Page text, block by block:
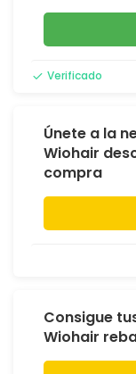
Verificado
Únete a la
Wiohair
compra
Consigue
Wiohair